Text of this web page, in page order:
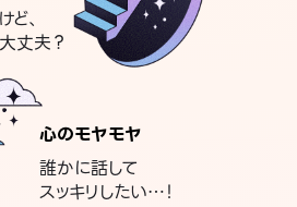
、
丈夫？
心のモヤモヤ
誰かに話して
スッキリしたい…！